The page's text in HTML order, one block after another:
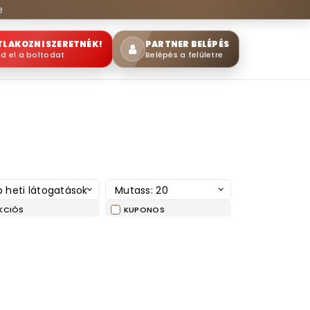
SZERETNÉK!
el a boltodat
PARTNER BELÉPÉS
Belépés a felületre
heti látogatások Mutass: 20
KUPONOS